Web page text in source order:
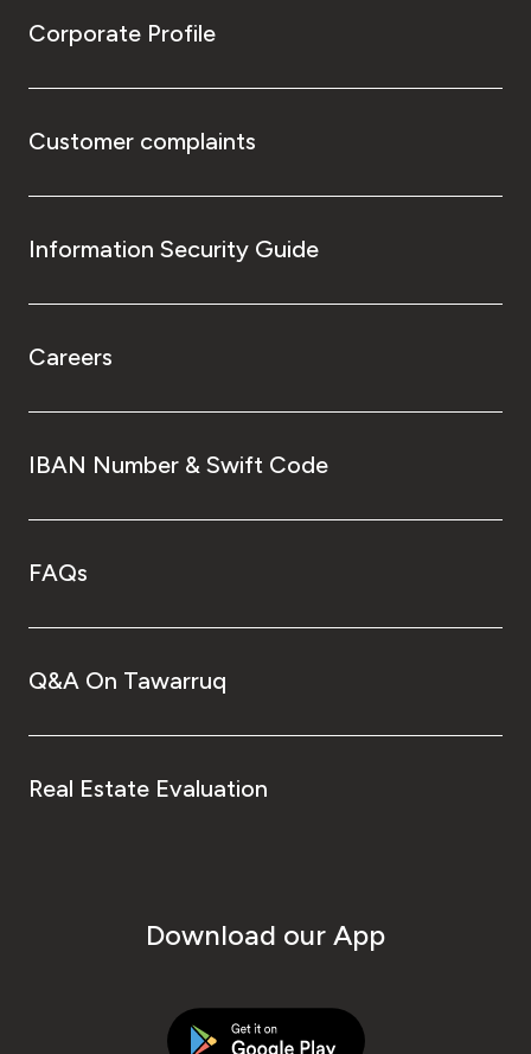
Corporate Profile
Customer complaints
Information Security Guide
Careers
IBAN Number & Swift Code
FAQs
Q&A On Tawarruq
Real Estate Evaluation
Download our App